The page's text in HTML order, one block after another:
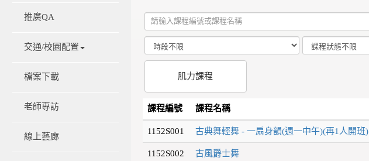
推廣QA
交通/校園配置
檔案下載
老師專訪
線上藝廊
肌力課程
課程編號 課程名稱
1152S001 古典舞輕舞 - 一扇身韻(週一中午)(再1人開班)
1152S002 古風爵士舞